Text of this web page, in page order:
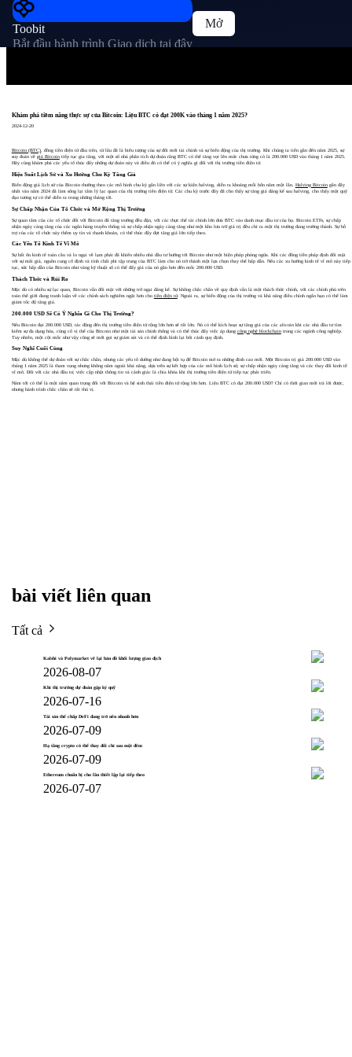
Toobit
Bắt đầu hành trình Giao dịch tại đây
Mở
Khám phá tiềm năng thực sự của Bitcoin: Liệu BTC có đạt 200K vào tháng 1 năm 2025?
2024-12-20
Bitcoin (BTC), đồng tiền điện tử đầu tiên, từ lâu đã là biểu tượng của sự đổi mới tài chính và sự biến động của thị trường. Khi chúng ta tiến gần đến năm 2025, sự
suy đoán về giá Bitcointiếp tục gia tăng, với một số nhà phân tích dự đoán rằng BTC có thể tăng vọt lên mức chưa từng có là 200.000 USD vào tháng 1 năm 2025.
Hãy cùng khám phá các yếu tố thúc đẩy những dự đoán này và điều đó có thể có ý nghĩa gì đối với thị trường tiền điện tử.
Hiệu Suất Lịch Sử và Xu Hướng Chu Kỳ Tăng Giá
Biến động giá lịch sử của Bitcoin thường theo các mô hình chu kỳ gắn liền với các sự kiện halving, diễn ra khoảng mỗi bốn năm một lần. Halving Bitcoingần đây
nhất vào năm 2024 đã làm sống lại tâm lý lạc quan của thị trường tiền điện tử. Các chu kỳ trước đây đã cho thấy sự tăng giá đáng kể sau halving, cho thấy một quỹ
đạo tương tự có thể diễn ra trong những tháng tới.
Sự Chấp Nhận Của Tổ Chức và Mở Rộng Thị Trường
Sự quan tâm của các tổ chức đối với Bitcoin đã tăng trưởng đều đặn, với các thực thể tài chính lớn đưa BTC vào danh mục đầu tư của họ. Bitcoin ETFs, sự chấp
nhận ngày càng tăng của các ngân hàng truyền thống và sự chấp nhận ngày càng tăng như một kho lưu trữ giá trị đều chỉ ra một thị trường đang trưởng thành. Sự hỗ
trợ của các tổ chức này thêm uy tín và thanh khoản, có thể thúc đẩy đợt tăng giá lớn tiếp theo.
Các Yếu Tố Kinh Tế Vĩ Mô
Sự bất ổn kinh tế toàn cầu và lo ngại về lạm phát đã khiến nhiều nhà đầu tư hướng tới Bitcoin như một biện pháp phòng ngừa. Khi các đồng tiền pháp định đối mặt
với sự mất giá, nguồn cung cố định và tính chất phi tập trung của BTC làm cho nó trở thành một lựa chọn thay thế hấp dẫn. Nếu các xu hướng kinh tế vĩ mô này tiếp
tục, sức hấp dẫn của Bitcoin như vàng kỹ thuật số có thể đẩy giá của nó gần hơn đến mốc 200.000 USD.
Thách Thức và Rủi Ro
Mặc dù có nhiều sự lạc quan, Bitcoin vẫn đối mặt với những trở ngại đáng kể. Sự không chắc chắn về quy định vẫn là một thách thức chính, với các chính phủ trên
toàn thế giới đang tranh luận về các chính sách nghiêm ngặt hơn cho tiền điện tử. Ngoài ra, sự biến động của thị trường và khả năng điều chỉnh ngắn hạn có thể làm
giảm tốc độ tăng giá.
200.000 USD Sẽ Có Ý Nghĩa Gì Cho Thị Trường?
Nếu Bitcoin đạt 200.000 USD, tác động đến thị trường tiền điện tử rộng lớn hơn sẽ rất lớn. Nó có thể kích hoạt sự tăng giá của các altcoin khi các nhà đầu tư tìm
kiếm sự đa dạng hóa, củng cố vị thế của Bitcoin như một tài sản chính thống và có thể thúc đẩy việc áp dụng công nghệ blockchaintrong các ngành công nghiệp.
Tuy nhiên, một cột mốc như vậy cũng sẽ mời gọi sự giám sát và có thể định hình lại bối cảnh quy định.
Suy Nghĩ Cuối Cùng
Mặc dù không thể dự đoán với sự chắc chắn, nhưng các yếu tố dường như đang hội tụ để Bitcoin mở ra những đỉnh cao mới. Một Bitcoin trị giá 200.000 USD vào
tháng 1 năm 2025 là tham vọng nhưng không nằm ngoài khả năng, dựa trên sự kết hợp của các mô hình lịch sử, sự chấp nhận ngày càng tăng và các thay đổi kinh tế
vĩ mô. Đối với các nhà đầu tư, việc cập nhật thông tin và cảnh giác là chìa khóa khi thị trường tiền điện tử tiếp tục phát triển.
Năm tới có thể là một năm quan trọng đối với Bitcoin và hệ sinh thái tiền điện tử rộng lớn hơn. Liệu BTC có đạt 200.000 USD? Chỉ có thời gian mới trả lời được,
nhưng hành trình chắc chắn sẽ rất thú vị.
bài viết liên quan
Tất cả
Kalshi và Polymarket vẽ lại bản đồ khối lượng giao dịch
2026-08-07
Khi thị trường dự đoán gặp ký quỹ
2026-07-16
Tài sản thế chấp DeFi đang trở nên nhanh hơn
2026-07-09
Hạ tầng crypto có thể thay đổi chỉ sau một đêm
2026-07-09
Ethereum chuẩn bị cho lần thiết lập lại tiếp theo
2026-07-07